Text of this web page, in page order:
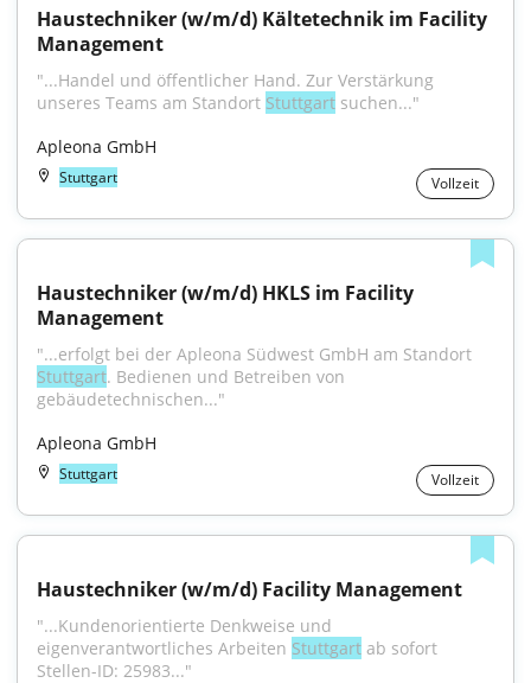
Haustechniker (w/m/d) Kältetechnik im Facility
Management
"...Handel und öffentlicher Hand. Zur Verstärkung
unseres Teams am Standort Stuttgart suchen..."
Apleona GmbH
Stuttgart Vollzeit
Haustechniker (w/m/d) HKLS im Facility
Management
Stuttgart. Bedienen und Betreiben von
gebäudetechnischen..."
Apleona GmbH
Stuttgart Vollzeit
Haustechniker (w/m/d) Facility Management
"...Kundenorientierte Denkweise und
eigenverantwortliches Arbeiten Stuttgart ab sofort
Stellen-ID: 25983..."